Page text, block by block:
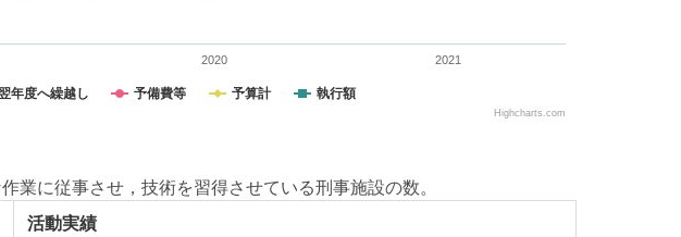
年度へ繰越し 予備費等 予算計 執行額
2020 2021
Highcharts.com
に従事させ，技術を習得させている刑事施設の数。
活動実績